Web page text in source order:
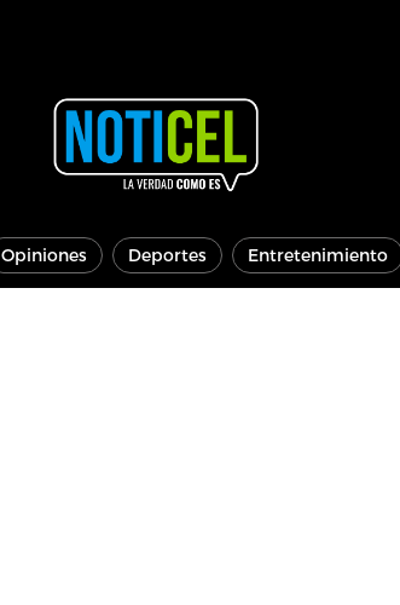
Opiniones Deportes Entretenimiento